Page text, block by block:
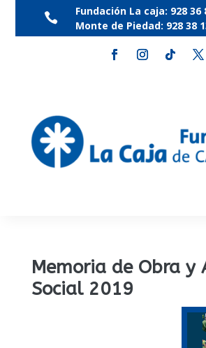
 Fundación La caja: 928 36
Monte de Piedad: 928 38
Memoria de Obra y
Social 2019